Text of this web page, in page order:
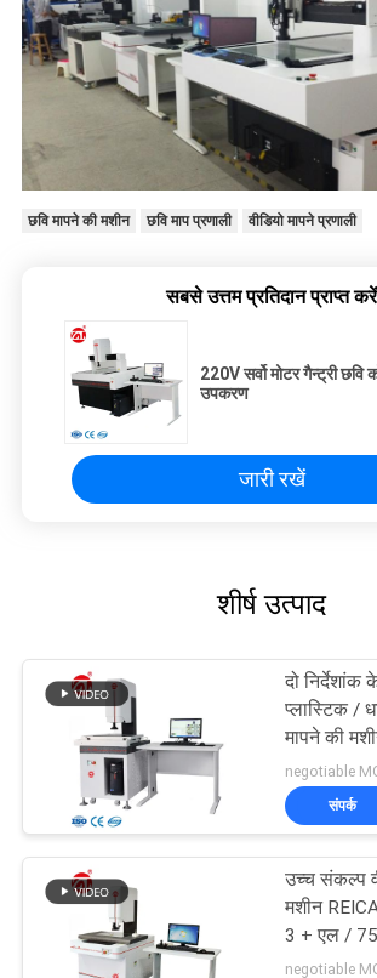
छवि मापने की मशीन छवि माप प्रणाली वीडियो मापने प्रणाली
सबसे उत्तम प्रतिदान प्राप्त करें
220V सर्वो मोटर गैन्ट्री छवि
उपकरण
जारी रखें
शीर्ष उत्पाद
दो निर्देशांक
प्लास्टिक /
मापने की
negotiable
संपर्क
उच्च संकल्प
मशीन
3 + एल / 75
negotiable